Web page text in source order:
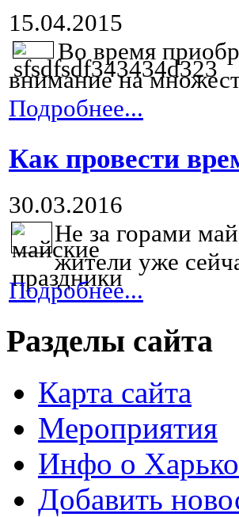
15.04.2015
Во время
внимание на
Подробнее...
Как провести
30.03.2016
Не за горами
жители уже
Подробнее...
Разделы сайта
Карта сайта
Мероприятия
Инфо о
Добавить